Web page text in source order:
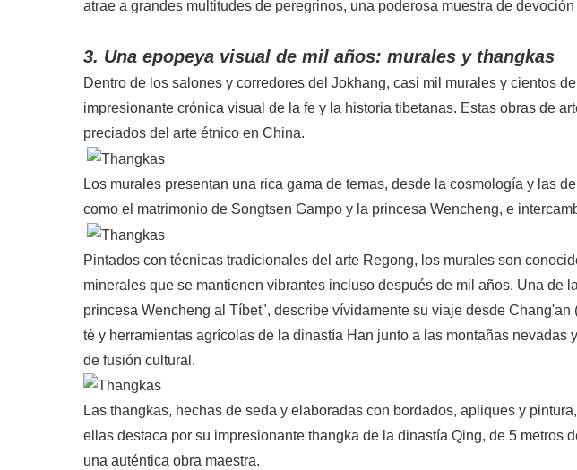
atrae a grandes multitudes de peregrinos, una poderosa muestra de devoción
3. Una epopeya visual de mil años: murales y thangkas
Dentro de los salones y corredores del Jokhang, casi mil murales y cientos
impresionante crónica visual de la fe y la historia tibetanas. Estas obras de
preciados del arte étnico en China.
Los murales presentan una rica gama de temas, desde la cosmología y las
como el matrimonio de Songtsen Gampo y la princesa Wencheng, e
Pintados con técnicas tradicionales del arte Regong, los murales son
minerales que se mantienen vibrantes incluso después de mil años. Una de
princesa Wencheng al Tíbet", describe vívidamente su viaje desde
té y herramientas agrícolas de la dinastía Han junto a las montañas nevadas
de fusión cultural.
Las thangkas, hechas de seda y elaboradas con bordados, apliques y
ellas destaca por su impresionante thangka de la dinastía Qing, de 5 metros
una auténtica obra maestra.